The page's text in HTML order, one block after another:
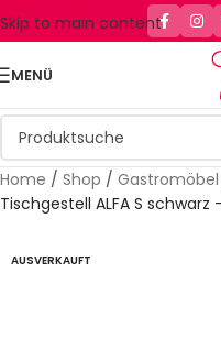
Skip to main content
MENÜ
Home / Shop / Gastromöbel
Tischgestell ALFA S
AUSVERKAUFT